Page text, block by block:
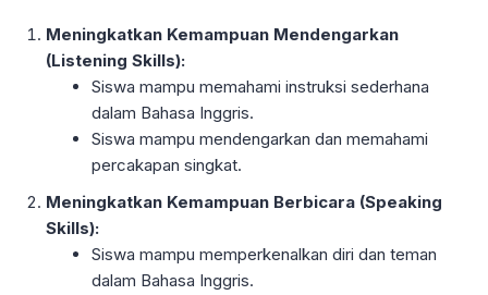
Meningkatkan Kemampuan Mendengarkan
(Listening Skills):
Siswa mampu memahami instruksi sederhana
dalam Bahasa Inggris.
Siswa mampu mendengarkan dan memahami
percakapan singkat.
Meningkatkan Kemampuan Berbicara (Speaking
Skills):
Siswa mampu memperkenalkan diri dan teman
dalam Bahasa Inggris.